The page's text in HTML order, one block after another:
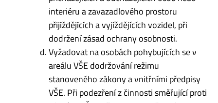
interiéru a zavazadlového prostoru
přijíždějících a vyjíždějících vozidel, při
dodržení zásad ochrany osobnosti.
Vyžadovat na osobách pohybujících se v
areálu VŠE dodržování režimu
stanoveného zákony a vnitřními předpisy
VŠE. Při podezření z činnosti směřující proti